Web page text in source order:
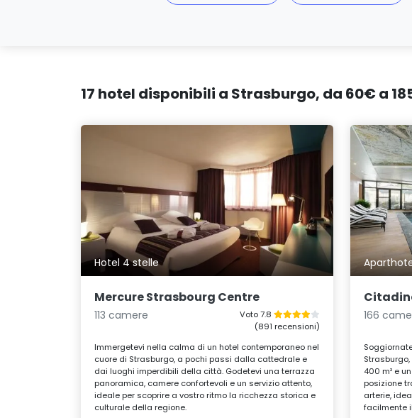
17 hotel disponibili a Strasburgo, da 60€ a
Hotel 4 stelle
Mercure Strasbourg Centre
113 camere
Voto 7.8
(891 recensioni)
Immergetevi nella calma di un hotel contemporaneo nel
cuore di Strasburgo, a pochi passi dalla cattedrale e
dai luoghi imperdibili della città. Godetevi una terrazza
panoramica, camere confortevoli e un servizio attento,
ideale per scoprire a vostro ritmo la ricchezza storica e
culturale della regione.
166
400 m² e
posizione
arterie,
facilmente